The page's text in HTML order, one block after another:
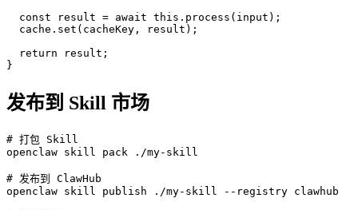
  const result = await this.process(input);
  cache.set(cacheKey, result);
  return result;
}
发布到 Skill 市场
# 打包 Skill
openclaw skill pack ./my-skill
# 发布到 ClawHub
openclaw skill publish ./my-skill --registry clawhub